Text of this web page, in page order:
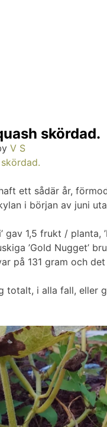
skördad.
V S
ett sådär år,
i början av juni
gav 1,5 frukt / planta,
’Gold Nugget’
på 131 gram och
totalt, i alla fall, eller